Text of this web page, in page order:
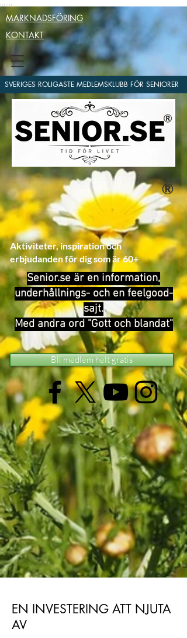
MARKNADSFÖRING
KONTAKT
SVERIGES ROLIGASTE MEDLEMSKLUBB FÖR SENIORER
®
Aktiviteter, inspiration och
erbjudanden för dig som är 60+
Senior.se är en information,
underhållnings- och en feelgood-
sajt.
Med andra ord "Gott och blandat"
Bli medlem helt gratis
EN INVESTERING ATT NJUTA
AV